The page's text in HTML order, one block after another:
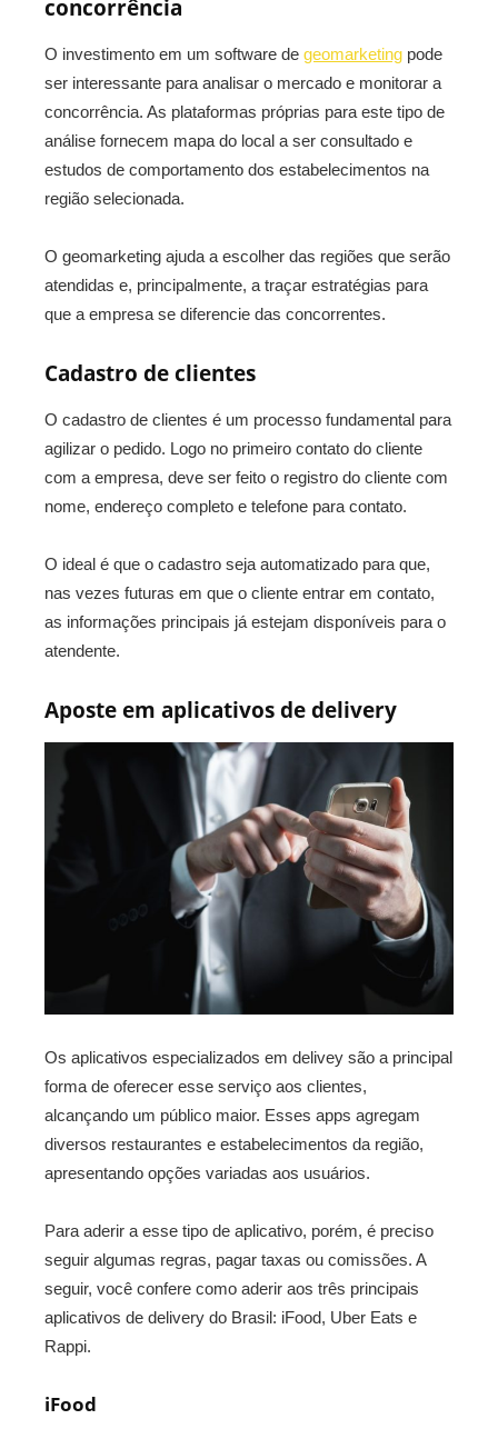
concorrência
O investimento em um software de geomarketing pode
ser interessante para analisar o mercado e monitorar a
concorrência. As plataformas próprias para este tipo de
análise fornecem mapa do local a ser consultado e
estudos de comportamento dos estabelecimentos na
região selecionada.
O geomarketing ajuda a escolher das regiões que serão
atendidas e, principalmente, a traçar estratégias para
que a empresa se diferencie das concorrentes.
Cadastro de clientes
O cadastro de clientes é um processo fundamental para
agilizar o pedido. Logo no primeiro contato do cliente
com a empresa, deve ser feito o registro do cliente com
nome, endereço completo e telefone para contato.
O ideal é que o cadastro seja automatizado para que,
nas vezes futuras em que o cliente entrar em contato,
as informações principais já estejam disponíveis para o
atendente.
Aposte em aplicativos de delivery
Os aplicativos especializados em delivey são a principal
forma de oferecer esse serviço aos clientes,
alcançando um público maior. Esses apps agregam
diversos restaurantes e estabelecimentos da região,
apresentando opções variadas aos usuários.
Para aderir a esse tipo de aplicativo, porém, é preciso
seguir algumas regras, pagar taxas ou comissões. A
seguir, você confere como aderir aos três principais
aplicativos de delivery do Brasil: iFood, Uber Eats e
Rappi.
iFood